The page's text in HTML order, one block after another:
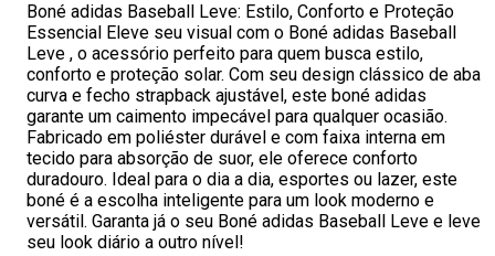
Boné adidas Baseball Leve: Estilo, Conforto e Proteção
Essencial Eleve seu visual com o Boné adidas Baseball
Leve , o acessório perfeito para quem busca estilo,
conforto e proteção solar. Com seu design clássico de aba
curva e fecho strapback ajustável, este boné adidas
garante um caimento impecável para qualquer ocasião.
Fabricado em poliéster durável e com faixa interna em
tecido para absorção de suor, ele oferece conforto
duradouro. Ideal para o dia a dia, esportes ou lazer, este
boné é a escolha inteligente para um look moderno e
versátil. Garanta já o seu Boné adidas Baseball Leve e leve
seu look diário a outro nível!